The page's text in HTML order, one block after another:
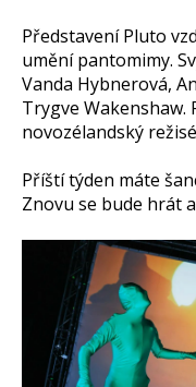
Představení Pluto
umění pantomimy.
Vanda Hybnerová,
Trygve Wakenshaw.
novozélandský
Příští týden máte
Znovu se bude hrát